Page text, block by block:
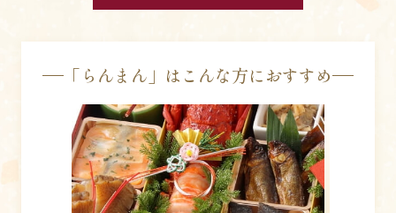
「らんまん」はこんな方におすすめ